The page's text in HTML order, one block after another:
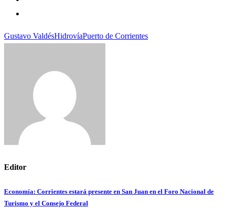
Gustavo ValdésHidrovíaPuerto de Corrientes
Editor
Navegación
Economía: Corrientes estará presente en San Juan en el Foro Nacional de
Turismo y el Consejo Federal